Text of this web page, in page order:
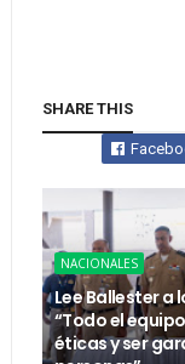
SHARE THIS
NACIONALES
Lee Ballester a
“Todo el
éticas y ser